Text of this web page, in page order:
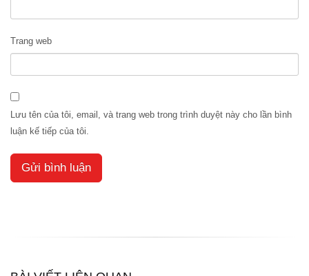
Trang web
Lưu tên của tôi, email, và trang web trong trình duyệt này cho lần bình
luận kế tiếp của tôi.